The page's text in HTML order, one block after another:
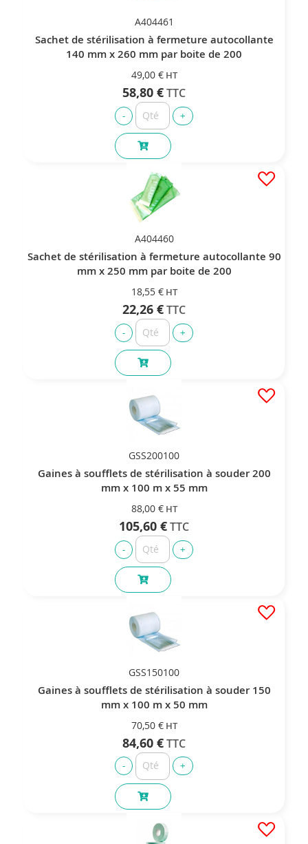
A404461
Sachet de stérilisation à fermeture autocollante
140 mm x 260 mm par boite de 200
49,00 €
58,80 €
A404460
Sachet de stérilisation à fermeture autocollante 90
mm x 250 mm par boite de 200
18,55 €
22,26 €
GSS200100
Gaines à soufflets de stérilisation à souder 200
mm x 100 m x 55 mm
88,00 €
105,60 €
GSS150100
Gaines à soufflets de stérilisation à souder 150
mm x 100 m x 50 mm
70,50 €
84,60 €